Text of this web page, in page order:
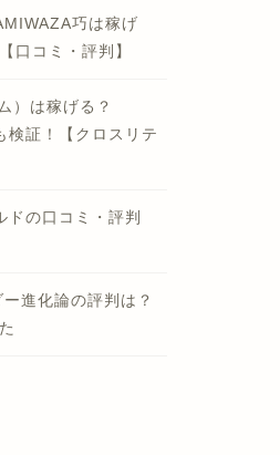
巧は稼げ
口コミ・評判】
）は稼げる？
証！【クロスリテ
ドの口コミ・評判
進化論の評判は？